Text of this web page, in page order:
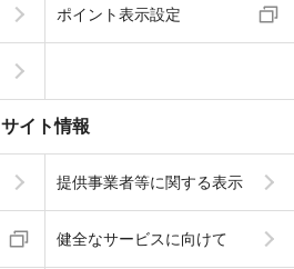
ポイント表示設定
サイト情報
提供事業者等に関する表示
健全なサービスに向けて